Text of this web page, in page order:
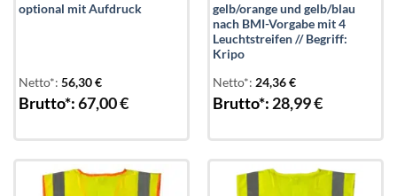
optional mit Aufdruck
Netto*: 56,30€
Brutto*:67,00€
gelb/orange und gelb/blau
nach BMI-Vorgabe mit 4
Leuchtstreifen // Begriff:
Kripo
Netto*: 24,36€
Brutto*: 28,99€
Add to
wishlist
Add to
wishlist